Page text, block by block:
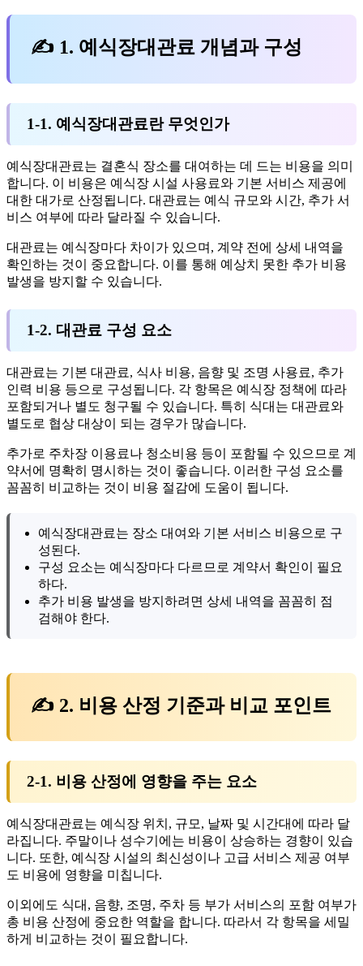
✍ 1. 예식장대관료 개념과 구성
1-1. 예식장대관료란 무엇인가
예식장대관료는 결혼식 장소를 대여하는 데 드는 비용을 의미
합니다. 이 비용은 예식장 시설 사용료와 기본 서비스 제공에
대한 대가로 산정됩니다. 대관료는 예식 규모와 시간, 추가 서
비스 여부에 따라 달라질 수 있습니다.
대관료는 예식장마다 차이가 있으며, 계약 전에 상세 내역을
확인하는 것이 중요합니다. 이를 통해 예상치 못한 추가 비용
발생을 방지할 수 있습니다.
1-2. 대관료 구성 요소
대관료는 기본 대관료, 식사 비용, 음향 및 조명 사용료, 추가
인력 비용 등으로 구성됩니다. 각 항목은 예식장 정책에 따라
포함되거나 별도 청구될 수 있습니다. 특히 식대는 대관료와
별도로 협상 대상이 되는 경우가 많습니다.
추가로 주차장 이용료나 청소비용 등이 포함될 수 있으므로 계
약서에 명확히 명시하는 것이 좋습니다. 이러한 구성 요소를
꼼꼼히 비교하는 것이 비용 절감에 도움이 됩니다.
예식장대관료는 장소 대여와 기본 서비스 비용으로 구
성된다.
구성 요소는 예식장마다 다르므로 계약서 확인이 필요
하다.
추가 비용 발생을 방지하려면 상세 내역을 꼼꼼히 점
검해야 한다.
✍ 2. 비용 산정 기준과 비교 포인트
2-1. 비용 산정에 영향을 주는 요소
예식장대관료는 예식장 위치, 규모, 날짜 및 시간대에 따라 달
라집니다. 주말이나 성수기에는 비용이 상승하는 경향이 있습
니다. 또한, 예식장 시설의 최신성이나 고급 서비스 제공 여부
도 비용에 영향을 미칩니다.
이외에도 식대, 음향, 조명, 주차 등 부가 서비스의 포함 여부가
총 비용 산정에 중요한 역할을 합니다. 따라서 각 항목을 세밀
하게 비교하는 것이 필요합니다.